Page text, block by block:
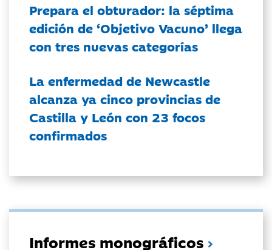
Prepara el obturador: la séptima
edición de ‘Objetivo Vacuno’ llega
con tres nuevas categorías
La enfermedad de Newcastle
alcanza ya cinco provincias de
Castilla y León con 23 focos
confirmados
Informes monográficos